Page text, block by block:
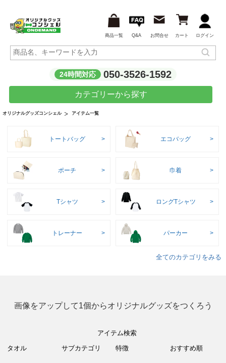
商品一覧 Q&A お問合せ カート ログイン
24時間対応 050-3526-1592
カテゴリーから探す
オリジナルグッズコンシェル アイテム一覧
トートバッグ エコバッグ
ポーチ 巾着
Tシャツ ロングTシャツ
トレーナー パーカー
全てのカテゴリをみる
画像をアップして1個からオリジナルグッズをつくろう
アイテム検索